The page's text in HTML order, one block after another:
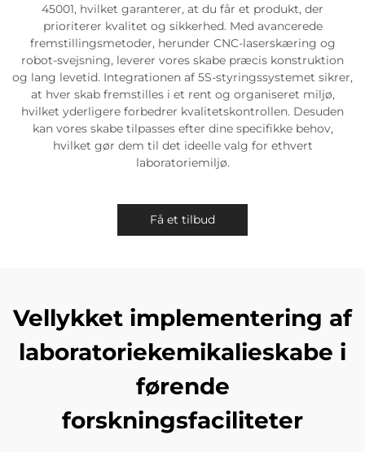
45001, hvilket garanterer, at du får et produkt, der
prioriterer kvalitet og sikkerhed. Med avancerede
fremstillingsmetoder, herunder CNC-laserskæring og
robot-svejsning, leverer vores skabe præcis konstruktion
og lang levetid. Integrationen af 5S-styringssystemet sikrer,
at hver skab fremstilles i et rent og organiseret miljø,
hvilket yderligere forbedrer kvalitetskontrollen. Desuden
kan vores skabe tilpasses efter dine specifikke behov,
hvilket gør dem til det ideelle valg for ethvert
laboratoriemiljø.
Få et tilbud
Vellykket implementering af
laboratoriekemikalieskabe i
førende
forskningsfaciliteter